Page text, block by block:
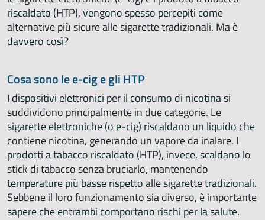
riscaldato (HTP), vengono spesso percepiti come
alternative più sicure alle sigarette tradizionali. Ma è
davvero così?
Cosa sono le e-cig e gli HTP
I dispositivi elettronici per il consumo di nicotina si
suddividono principalmente in due categorie. Le
sigarette elettroniche (o e-cig) riscaldano un liquido che
contiene nicotina, generando un vapore da inalare. I
prodotti a tabacco riscaldato (HTP), invece, scaldano lo
stick di tabacco senza bruciarlo, mantenendo
temperature più basse rispetto alle sigarette tradizionali.
Sebbene il loro funzionamento sia diverso, è importante
sapere che entrambi comportano rischi per la salute.